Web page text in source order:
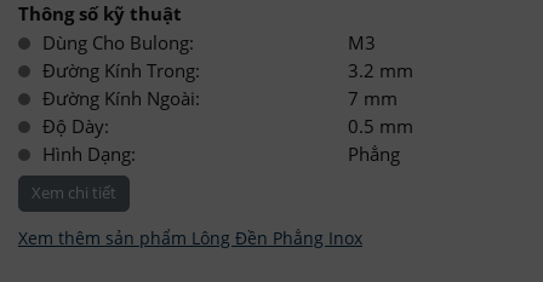
Thông số kỹ thuật
Dùng Cho Bulong:
M3
Đường Kính Trong:
3.2 mm
Đường Kính Ngoài:
7 mm
Độ Dày:
0.5 mm
Hình Dạng:
Phẳng
Xem chi tiết
Xem thêm sản phẩm Lông Đền Phẳng Inox